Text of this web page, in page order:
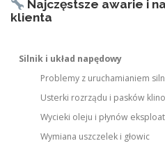
Najczęstsze awarie i
klienta
Silnik i układ napędowy
Problemy z uruchamianiem
Usterki rozrządu i pasków
Wycieki oleju i płynów
Wymiana uszczelek i głowic